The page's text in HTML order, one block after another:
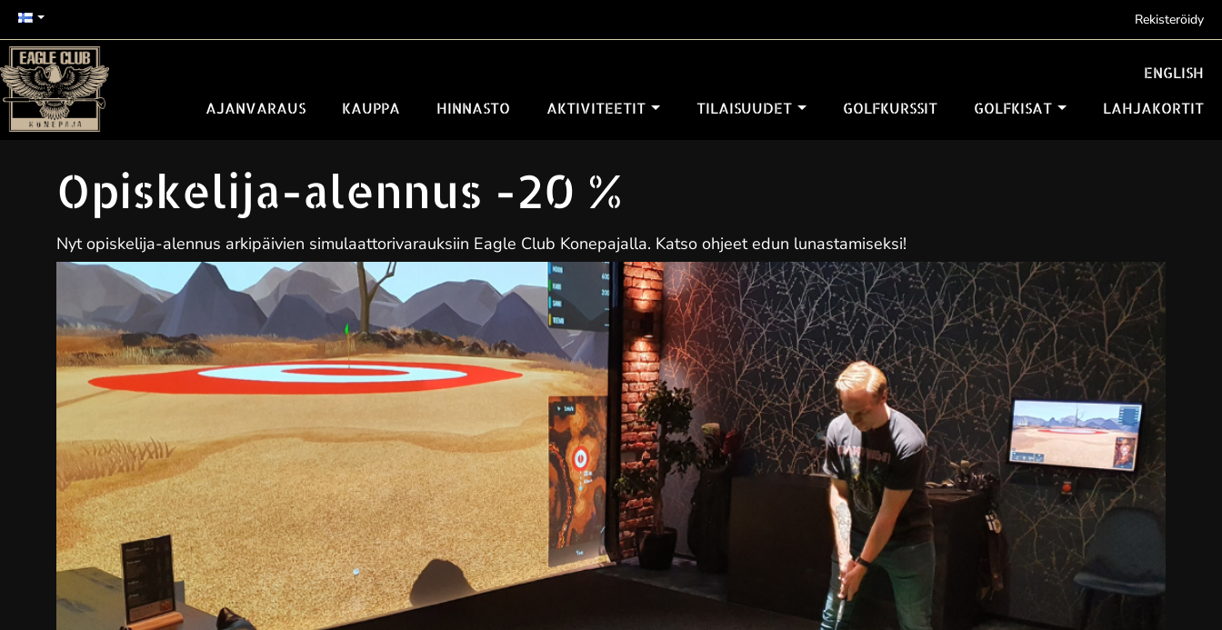
Rekisteröidy
AJANVARAUS KAUPPA HINNASTO AKTIVITEETIT TILAISUUDET GOLFKURSSIT GOLFKISAT LAHJAKORTIT
ENGLISH
Opiskelija-alennus -20 %
Nyt opiskelija-alennus arkipäivien simulaattorivarauksiin Eagle Club Konepajalla. Katso ohjeet edun lunastamiseksi!